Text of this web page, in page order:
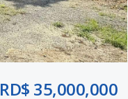
RD$ 35,000,000